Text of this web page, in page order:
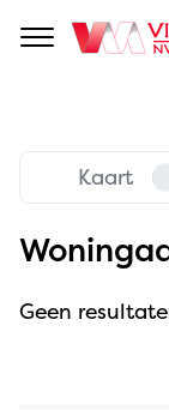
Navigation
Kaart
Geen